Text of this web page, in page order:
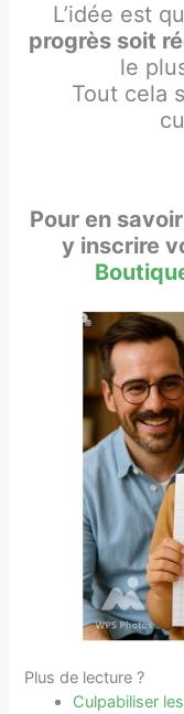
L’idée est
progrès soit
le
Tout cela
Pour en
y inscrire
Plus de lecture ?
Culpabiliser